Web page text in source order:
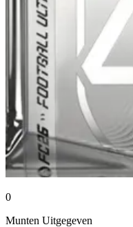
0
Munten Uitgegeven